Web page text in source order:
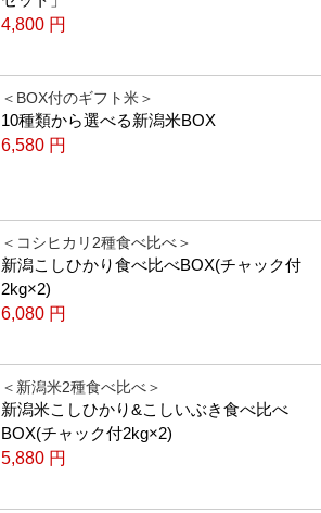
4,800 円
＜BOX付のギフト米＞
10種類から選べる新潟米BOX
6,580 円
＜コシヒカリ2種食べ比べ＞
新潟こしひかり食べ比べBOX(チャック付
2kg×2)
6,080 円
＜新潟米2種食べ比べ＞
新潟米こしひかり&こしいぶき食べ比べ
BOX(チャック付2kg×2)
5,880 円